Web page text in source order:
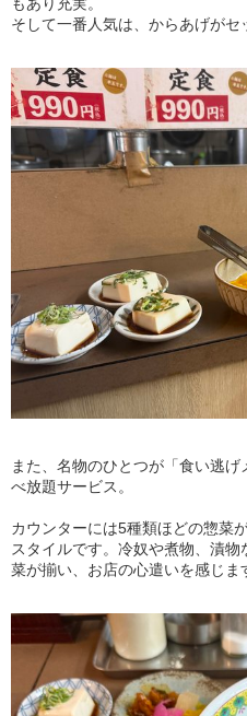
そして一番人気は、からあげがセ
また、名物のひとつが「食い逃
べ放題サービス。
カウンターには5種類ほどの惣菜
スタイルです。冷奴や煮物、漬
菜が揃い、お店の心遣いを感じま